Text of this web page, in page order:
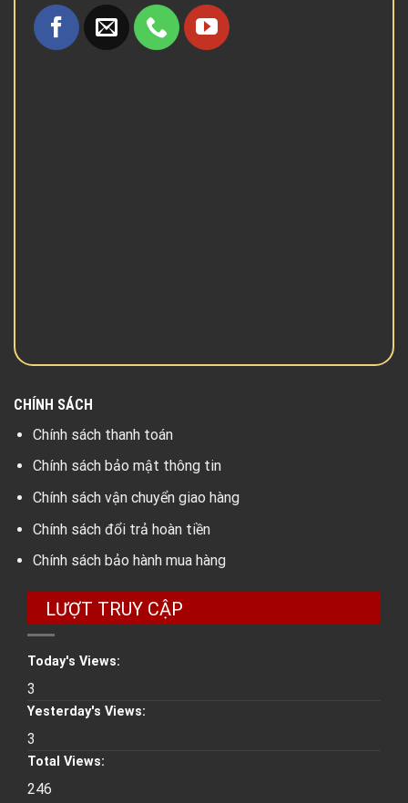
CHÍNH SÁCH
Chính sách thanh toán
Chính sách bảo mật thông tin
Chính sách vận chuyển giao hàng
Chính sách đổi trả hoàn tiền
Chính sách bảo hành mua hàng
LƯỢT TRUY CẬP
Today's Views:
3
Yesterday's Views:
3
Total Views:
246